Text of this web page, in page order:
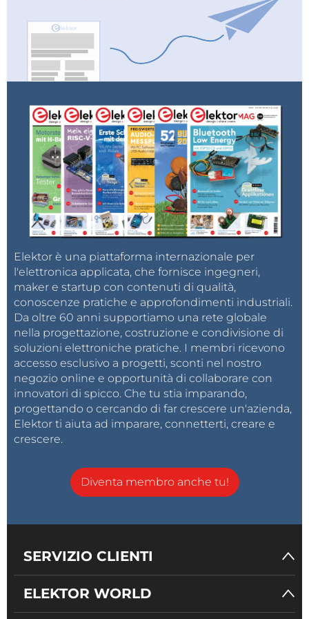
Elektor è una piattaforma internazionale per
l'elettronica applicata, che fornisce ingegneri,
maker e startup con contenuti di qualità,
conoscenze pratiche e approfondimenti industriali.
Da oltre 60 anni supportiamo una rete globale
nella progettazione, costruzione e condivisione di
soluzioni elettroniche pratiche. I membri ricevono
accesso esclusivo a progetti, sconti nel nostro
negozio online e opportunità di collaborare con
innovatori di spicco. Che tu stia imparando,
progettando o cercando di far crescere un'azienda,
Elektor ti aiuta ad imparare, connetterti, creare e
crescere.
Diventa membro anche tu!
SERVIZIO CLIENTI
ELEKTOR WORLD